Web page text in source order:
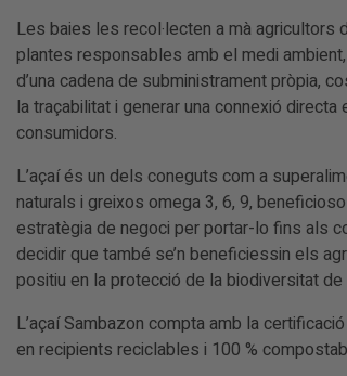
Les baies les recol·lecten a mà agricultors
plantes responsables amb el medi
d’una cadena de subministrament pròpia,
la traçabilitat i generar una connexió
consumidors.
L’açaí és un dels coneguts com a
naturals i greixos omega 3, 6, 9,
estratègia de negoci per portar-lo fins als
decidir que també se’n beneficiessin els
positiu en la protecció de la biodiversitat
L’açaí Sambazon compta amb la
en recipients reciclables i 100 %